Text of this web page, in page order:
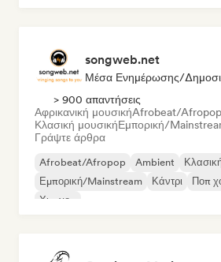
songweb.net
Μέσα Ενημέρωσης/
> 900 απαντήσεις
Αφρικανική μουσικήAfrobeat/Afropop
Κλασική μουσικήΕμπορική/
Γράψτε άρθρα
Afrobeat/Afropop Ambient
Εμπορική/Mainstream
Κάντρι Ποπ
Χιπ-χοπ